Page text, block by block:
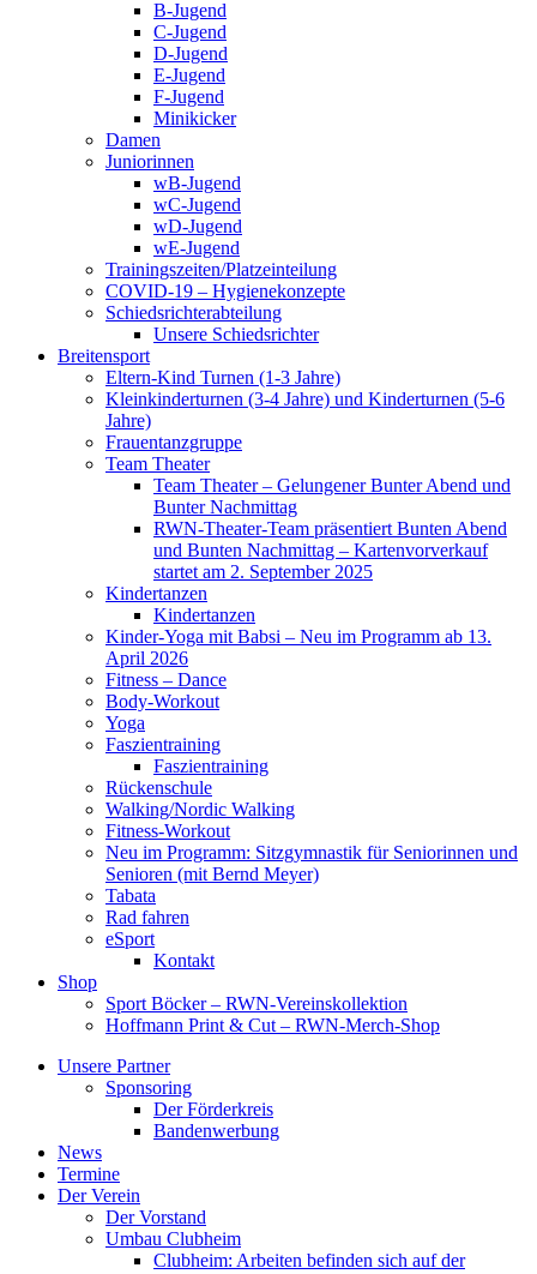
B-Jugend
C-Jugend
D-Jugend
E-Jugend
F-Jugend
Minikicker
Damen
Juniorinnen
wB-Jugend
wC-Jugend
wD-Jugend
wE-Jugend
Trainingszeiten/Platzeinteilung
COVID-19 – Hygienekonzepte
Schiedsrichterabteilung
Unsere Schiedsrichter
Breitensport
Eltern-Kind Turnen (1-3 Jahre)
Kleinkinderturnen (3-4 Jahre) und Kinderturnen (5-6
Jahre)
Frauentanzgruppe
Team Theater
Team Theater – Gelungener Bunter Abend und
Bunter Nachmittag
RWN-Theater-Team präsentiert Bunten Abend
und Bunten Nachmittag – Kartenvorverkauf
startet am 2. September 2025
Kindertanzen
Kindertanzen
Kinder-Yoga mit Babsi – Neu im Programm ab 13.
April 2026
Fitness – Dance
Body-Workout
Yoga
Faszientraining
Faszientraining
Rückenschule
Walking/Nordic Walking
Fitness-Workout
Neu im Programm: Sitzgymnastik für Seniorinnen und
Senioren (mit Bernd Meyer)
Tabata
Rad fahren
eSport
Kontakt
Shop
Sport Böcker – RWN-Vereinskollektion
Hoffmann Print & Cut – RWN-Merch-Shop
Unsere Partner
Sponsoring
Der Förderkreis
Bandenwerbung
News
Termine
Der Verein
Der Vorstand
Umbau Clubheim
Clubheim: Arbeiten befinden sich auf der